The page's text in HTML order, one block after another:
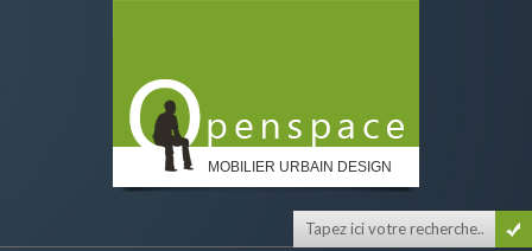
MOBILIER URBAIN DESIGN